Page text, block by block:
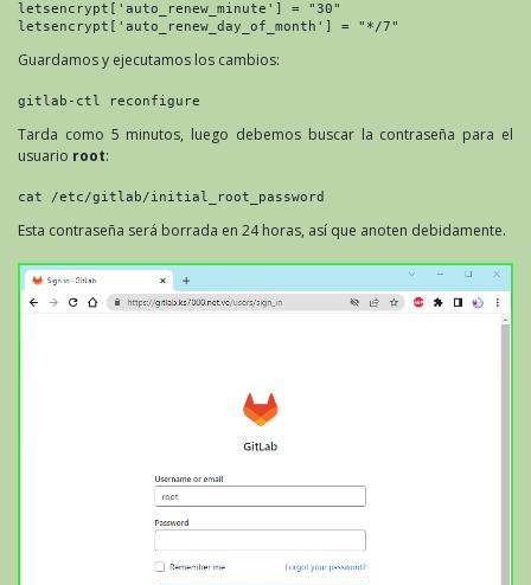
letsencrypt['auto_renew_minute'] = "30"
letsencrypt['auto_renew_day_of_month'] = "*/7"
Guardamos y ejecutamos los cambios:
gitlab-ctl reconfigure
Tarda como 5 minutos, luego debemos buscar la contraseña para el
usuario root:
cat /etc/gitlab/initial_root_password
Esta contraseña será borrada en 24 horas, así que anoten debidamente.